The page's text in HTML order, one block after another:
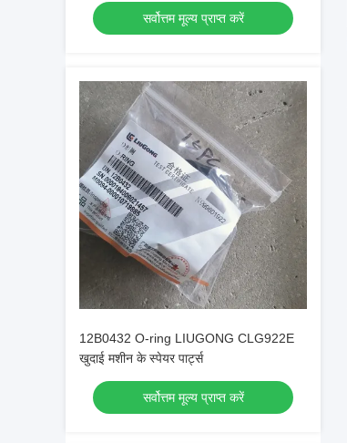
सर्वोत्तम मूल्य प्राप्त करें
12B0432 O-ring LIUGONG CLG922E
खुदाई मशीन के स्पेयर पार्ट्स
सर्वोत्तम मूल्य प्राप्त करें